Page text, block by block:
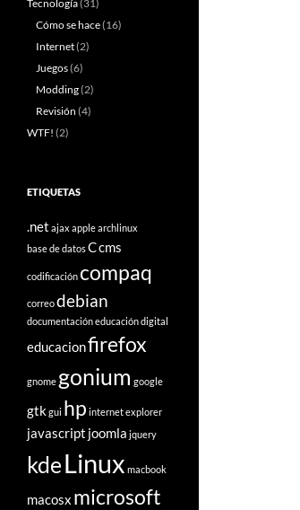
Tecnología(31)
Cómo se hace(16)
Internet(2)
Juegos(6)
Modding(2)
Revisión (4)
WTF! (2)
ETIQUETAS
.net ajax applearchlinux
base de datosCcms
codificacióncompaq
correodebian
documentacióneducación digital
educacionfirefox
gnome gonium google
gtkgui hp internet explorer
javascript joomla jquery
kdeLinux macbook
macosx microsoft